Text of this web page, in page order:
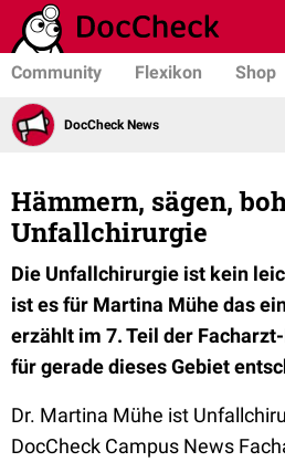
Community Flexikon Shop
DocCheck News
Hämmern, sägen,
Unfallchirurgie
Die Unfallchirurgie ist kein
ist es für Martina Mühe das
erzählt im 7. Teil der
für gerade dieses Gebiet
Dr. Martina Mühe ist
DocCheck Campus News